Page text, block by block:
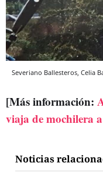
Severiano Ballesteros, Celia
[Más información:
viaja de mochilera
Noticias